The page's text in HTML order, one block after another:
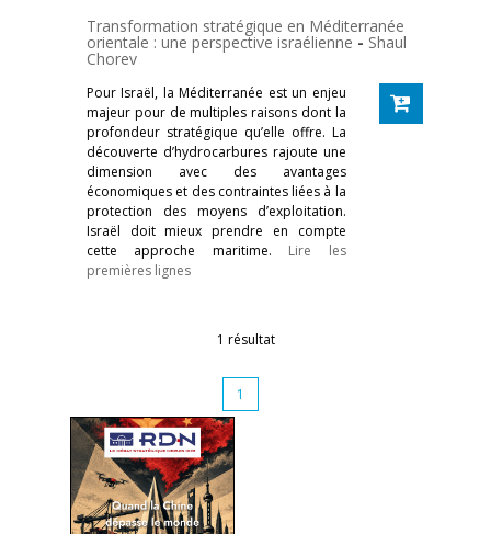
Transformation stratégique en Méditerranée
orientale : une perspective israélienne - Shaul
Chorev
Pour Israël, la Méditerranée est un enjeu
majeur pour de multiples raisons dont la
profondeur stratégique qu’elle offre. La
découverte d’hydrocarbures rajoute une
dimension avec des avantages
économiques et des contraintes liées à la
protection des moyens d’exploitation.
Israël doit mieux prendre en compte
cette approche maritime. Lire les
premières lignes
1 résultat
1